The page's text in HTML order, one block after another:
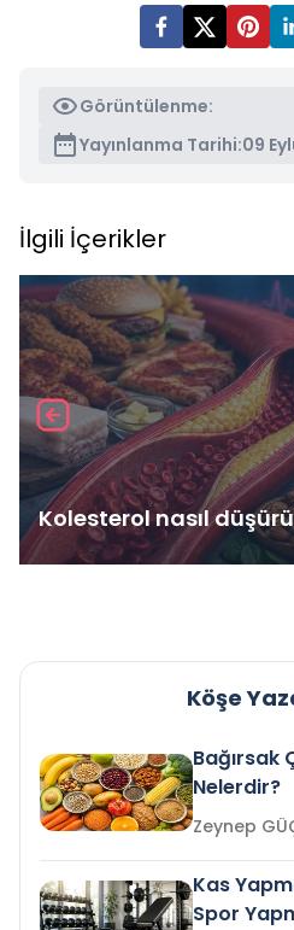
Görüntülenme:
Yayınlanma Tarihi:09
İlgili İçerikler
Kolesterol nasıl
Köşe
Bağırsak
Nelerdir?
Kas
Spor